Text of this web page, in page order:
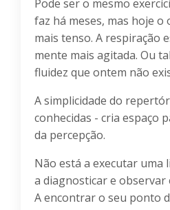
Pode ser o mesmo
faz há meses, mas hoje
mais tenso. A respiração
mente mais agitada. Ou
fluidez que ontem não
A simplicidade do
conhecidas - cria espaço
da percepção.
Não está a executar uma
a diagnosticar e observar
A encontrar o seu ponto